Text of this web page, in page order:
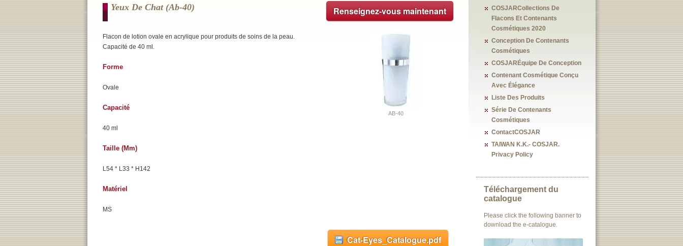
Renseignez-vous maintenant
Yeux De Chat (ab-40)
AB-40
Flacon de lotion ovale en acrylique pour produits de soins de la peau.
Capacité de 40 ml.
Forme
Ovale
Capacité
40 ml
Taille (mm)
L54 * L33 * H142
Matériel
MS
Cat-Eyes_Catalogue.pdf
COSJARCollections De
Flacons Et Contenants
Cosmétiques 2020
Conception De Contenants
Cosmétiques
COSJARÉquipe De Conception
Contenant Cosmétique Conçu
Avec Élégance
Liste Des Produits
Série De Contenants
Cosmétiques
ContactCOSJAR
TAIWAN K.K.- COSJAR.
Privacy Policy
Téléchargement du
catalogue
Please click the following banner to
download the e-catalogue.